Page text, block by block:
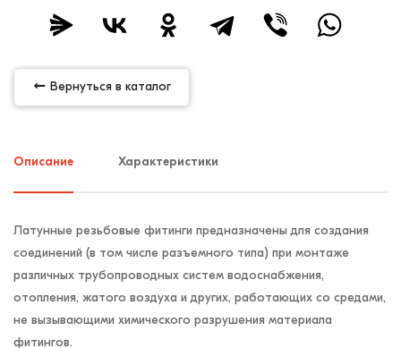
Вернуться в каталог
Описание Характеристики
Латунные резьбовые фитинги предназначены для создания
соединений (в том числе разъемного типа) при монтаже
различных трубопроводных систем водоснабжения,
отопления, жатого воздуха и других, работающих со средами,
не вызывающими химического разрушения материала
фитингов.